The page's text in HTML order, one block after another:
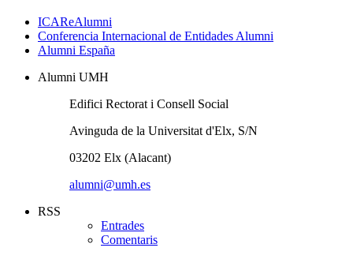
ICAReAlumni
Conferencia Internacional de Entidades Alumni
Alumni España
Alumni UMH
Edifici Rectorat i Consell Social
Avinguda de la Universitat d'Elx, S/N
03202 Elx (Alacant)
alumni@umh.es
RSS
Entrades
Comentaris